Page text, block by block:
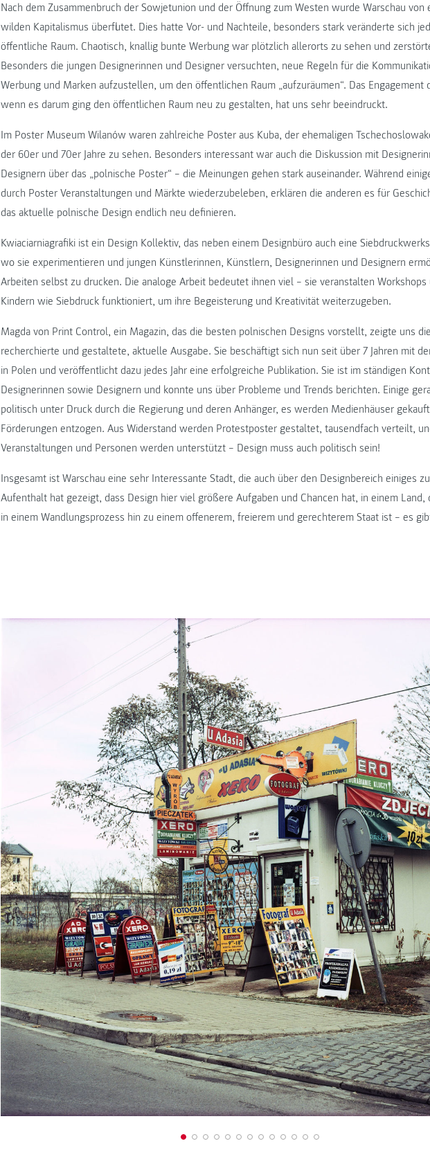
Nach dem Zusammenbruch der Sowjetunion und der Öffnung zum Westen wurde Warschau von
wilden Kapitalismus überflutet. Dies hatte Vor- und Nachteile, besonders stark veränderte sich
öffentliche Raum. Chaotisch, knallig bunte Werbung war plötzlich allerorts zu sehen und
Besonders die jungen Designerinnen und Designer versuchten, neue Regeln für die
Werbung und Marken aufzustellen, um den öffentlichen Raum „aufzuräumen“. Das Engagement
wenn es darum ging den öffentlichen Raum neu zu gestalten, hat uns sehr beeindruckt.
Im Poster Museum Wilanów waren zahlreiche Poster aus Kuba, der ehemaligen
der 60er und 70er Jahre zu sehen. Besonders interessant war auch die Diskussion mit
Designern über das „polnische Poster“ – die Meinungen gehen stark auseinander. Während
durch Poster Veranstaltungen und Märkte wiederzubeleben, erklären die anderen es für
das aktuelle polnische Design endlich neu definieren.
Kwiaciarniagrafiki ist ein Design Kollektiv, das neben einem Designbüro auch eine
wo sie experimentieren und jungen Künstlerinnen, Künstlern, Designerinnen und Designern
Arbeiten selbst zu drucken. Die analoge Arbeit bedeutet ihnen viel – sie veranstalten Workshops
Kindern wie Siebdruck funktioniert, um ihre Begeisterung und Kreativität weiterzugeben.
Magda von Print Control, ein Magazin, das die besten polnischen Designs vorstellt, zeigte uns
recherchierte und gestaltete, aktuelle Ausgabe. Sie beschäftigt sich nun seit über 7 Jahren mit
in Polen und veröffentlicht dazu jedes Jahr eine erfolgreiche Publikation. Sie ist im ständigen
Designerinnen sowie Designern und konnte uns über Probleme und Trends berichten. Einige
politisch unter Druck durch die Regierung und deren Anhänger, es werden Medienhäuser
Förderungen entzogen. Aus Widerstand werden Protestposter gestaltet, tausendfach verteilt,
Veranstaltungen und Personen werden unterstützt – Design muss auch politisch sein!
Insgesamt ist Warschau eine sehr Interessante Stadt, die auch über den Designbereich einiges
Aufenthalt hat gezeigt, dass Design hier viel größere Aufgaben und Chancen hat, in einem Land,
in einem Wandlungsprozess hin zu einem offenerem, freierem und gerechterem Staat ist – es